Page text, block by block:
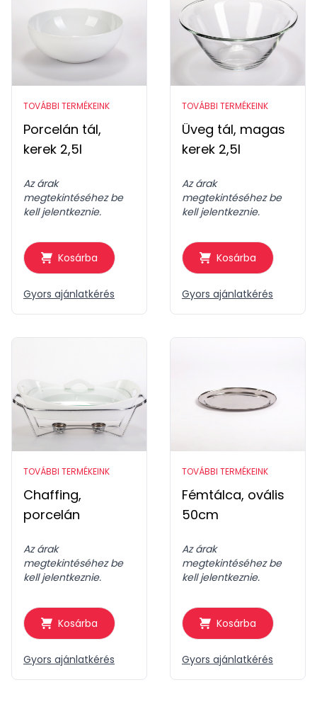
TOVÁBBI TERMÉKEINK
Porcelán tál,
kerek 2,5l
Az árak
megtekintéséhez be
kell jelentkeznie.
Kosárba
Gyors ajánlatkérés
TOVÁBBI TERMÉKEINK
Üveg tál, magas
kerek 2,5l
Az árak
megtekintéséhez be
kell jelentkeznie.
Kosárba
Gyors ajánlatkérés
TOVÁBBI TERMÉKEINK
Chaffing,
porcelán
Az árak
megtekintéséhez be
kell jelentkeznie.
Kosárba
Gyors ajánlatkérés
TOVÁBBI TERMÉKEINK
Fémtálca, ovális
50cm
Az árak
megtekintéséhez be
kell jelentkeznie.
Kosárba
Gyors ajánlatkérés